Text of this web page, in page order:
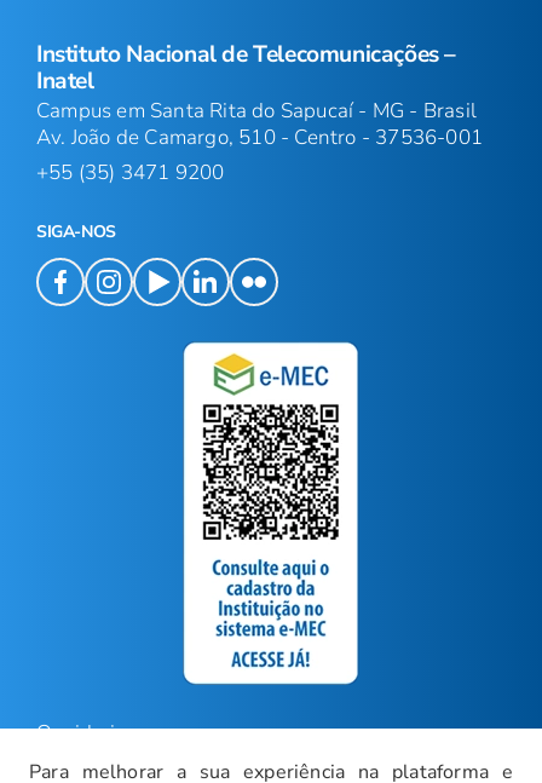
Para melhorar a sua experiência na plataforma e
Instituto Nacional de Telecomunicações –
Inatel
Campus em Santa Rita do Sapucaí - MG - Brasil
Av. João de Camargo, 510 - Centro - 37536-001
+55 (35) 3471 9200
SIGA-NOS
Ouvidoria
Carreiras